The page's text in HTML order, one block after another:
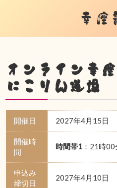
幸座
オンライン幸
にこりん道場
開催日 2027年4月15日
開催時
間
時間帯1：21時00
申込み
締切日
2027年4月10日